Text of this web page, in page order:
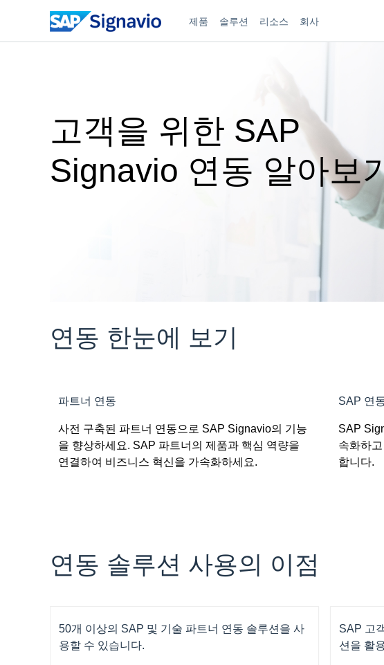
제품 솔루션 리소스 회사
고객을 위한 SAP
Signavio 연동 알아보
연동 한눈에 보기
파트너 연동
사전 구축된 파트너 연동으로 SAP Signavio의 기능
을 향상하세요. SAP 파트너의 제품과 핵심 역량을
연결하여 비즈니스 혁신을 가속화하세요.
SAP 연
SAP
속화하
합니다.
연동 솔루션 사용의 이점
50개 이상의 SAP 및 기술 파트너 연동 솔루션을 사
용할 수 있습니다.
SAP 고
션을 활